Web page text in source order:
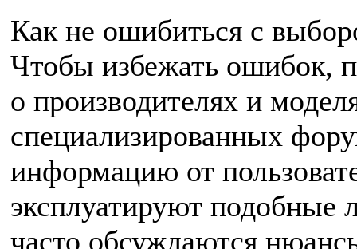
Как не ошибиться с
Чтобы избежать ошибок,
о производителях и
специализированных
информацию от
эксплуатируют
часто обсуждаются